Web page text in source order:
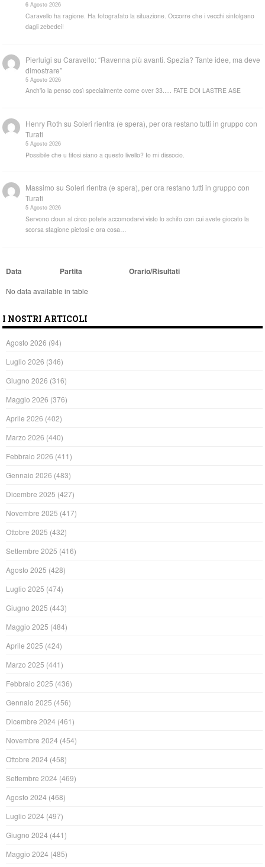
6 Agosto 2026
Caravello ha ragione. Ha fotografato la situazione. Occorre che i vecchi sintolgano
dagli zebedei!
Pierluigi suCaravello: “Ravenna più avanti. Spezia? Tante idee, ma deve
dimostrare”
5 Agosto 2026
Anch'io la penso così specialmente come over 33..... FATE DOI LASTRE ASE
Henry Roth suSoleri rientra (e spera), per ora restano tutti in gruppo con
Turati
5 Agosto 2026
Possibile che u tifosi siano a questo livello? Io mi dissocio.
Massimo suSoleri rientra (e spera), per ora restano tutti in gruppo con
Turati
5 Agosto 2026
Servono cloun al circo potete accomodarvi visto lo schifo con cui avete giocato la
scorsa stagione pietosi e ora cosa…
Data Partita Orario/Risultati
No data available in table
I NOSTRI ARTICOLI
Agosto 2026 (94)
Luglio 2026 (346)
Giugno 2026 (316)
Maggio 2026 (376)
Aprile 2026 (402)
Marzo 2026 (440)
Febbraio 2026 (411)
Gennaio 2026 (483)
Dicembre 2025 (427)
Novembre 2025 (417)
Ottobre 2025 (432)
Settembre 2025 (416)
Agosto 2025 (428)
Luglio 2025 (474)
Giugno 2025 (443)
Maggio 2025 (484)
Aprile 2025 (424)
Marzo 2025 (441)
Febbraio 2025 (436)
Gennaio 2025 (456)
Dicembre 2024 (461)
Novembre 2024 (454)
Ottobre 2024 (458)
Settembre 2024 (469)
Agosto 2024 (468)
Luglio 2024 (497)
Giugno 2024 (441)
Maggio 2024 (485)